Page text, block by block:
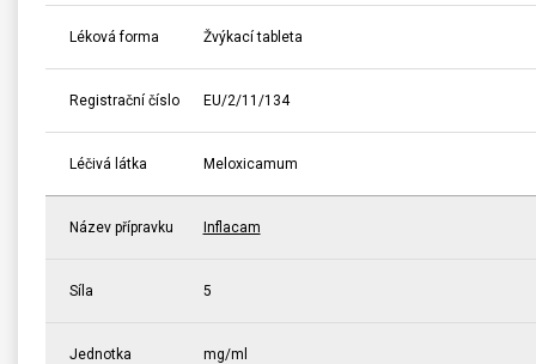
Léková forma Žvýkací tableta
Registrační číslo EU/2/11/134
Léčivá látka Meloxicamum
Název přípravku Inflacam
Síla 5
Jednotka mg/ml